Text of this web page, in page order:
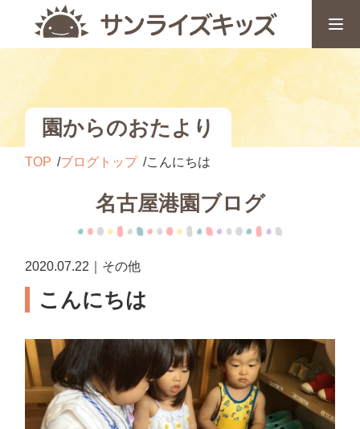
園からのおたより
TOP ブログトップ こんにちは
名古屋港園ブログ
2020.07.22｜その他
こんにちは